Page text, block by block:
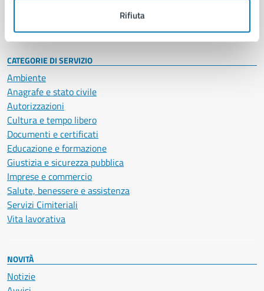
Rifiuta
Intranet, posta aziendale e protocollo
CATEGORIE DI SERVIZIO
Ambiente
Anagrafe e stato civile
Autorizzazioni
Cultura e tempo libero
Documenti e certificati
Educazione e formazione
Giustizia e sicurezza pubblica
Imprese e commercio
Salute, benessere e assistenza
Servizi Cimiteriali
Vita lavorativa
NOVITÀ
Notizie